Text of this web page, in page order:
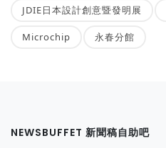
JDIE日本設計創意暨發明展
Microchip 永春分館
NEWSBUFFET 新聞稿自助吧